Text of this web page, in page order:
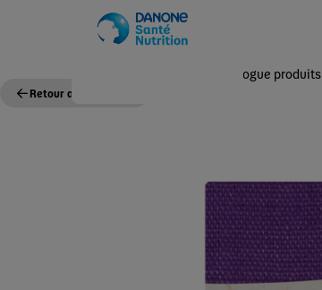
Catalogue produits
Retour au catalogue